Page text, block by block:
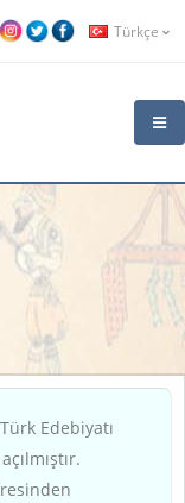
Türkçe
Edebiyatı